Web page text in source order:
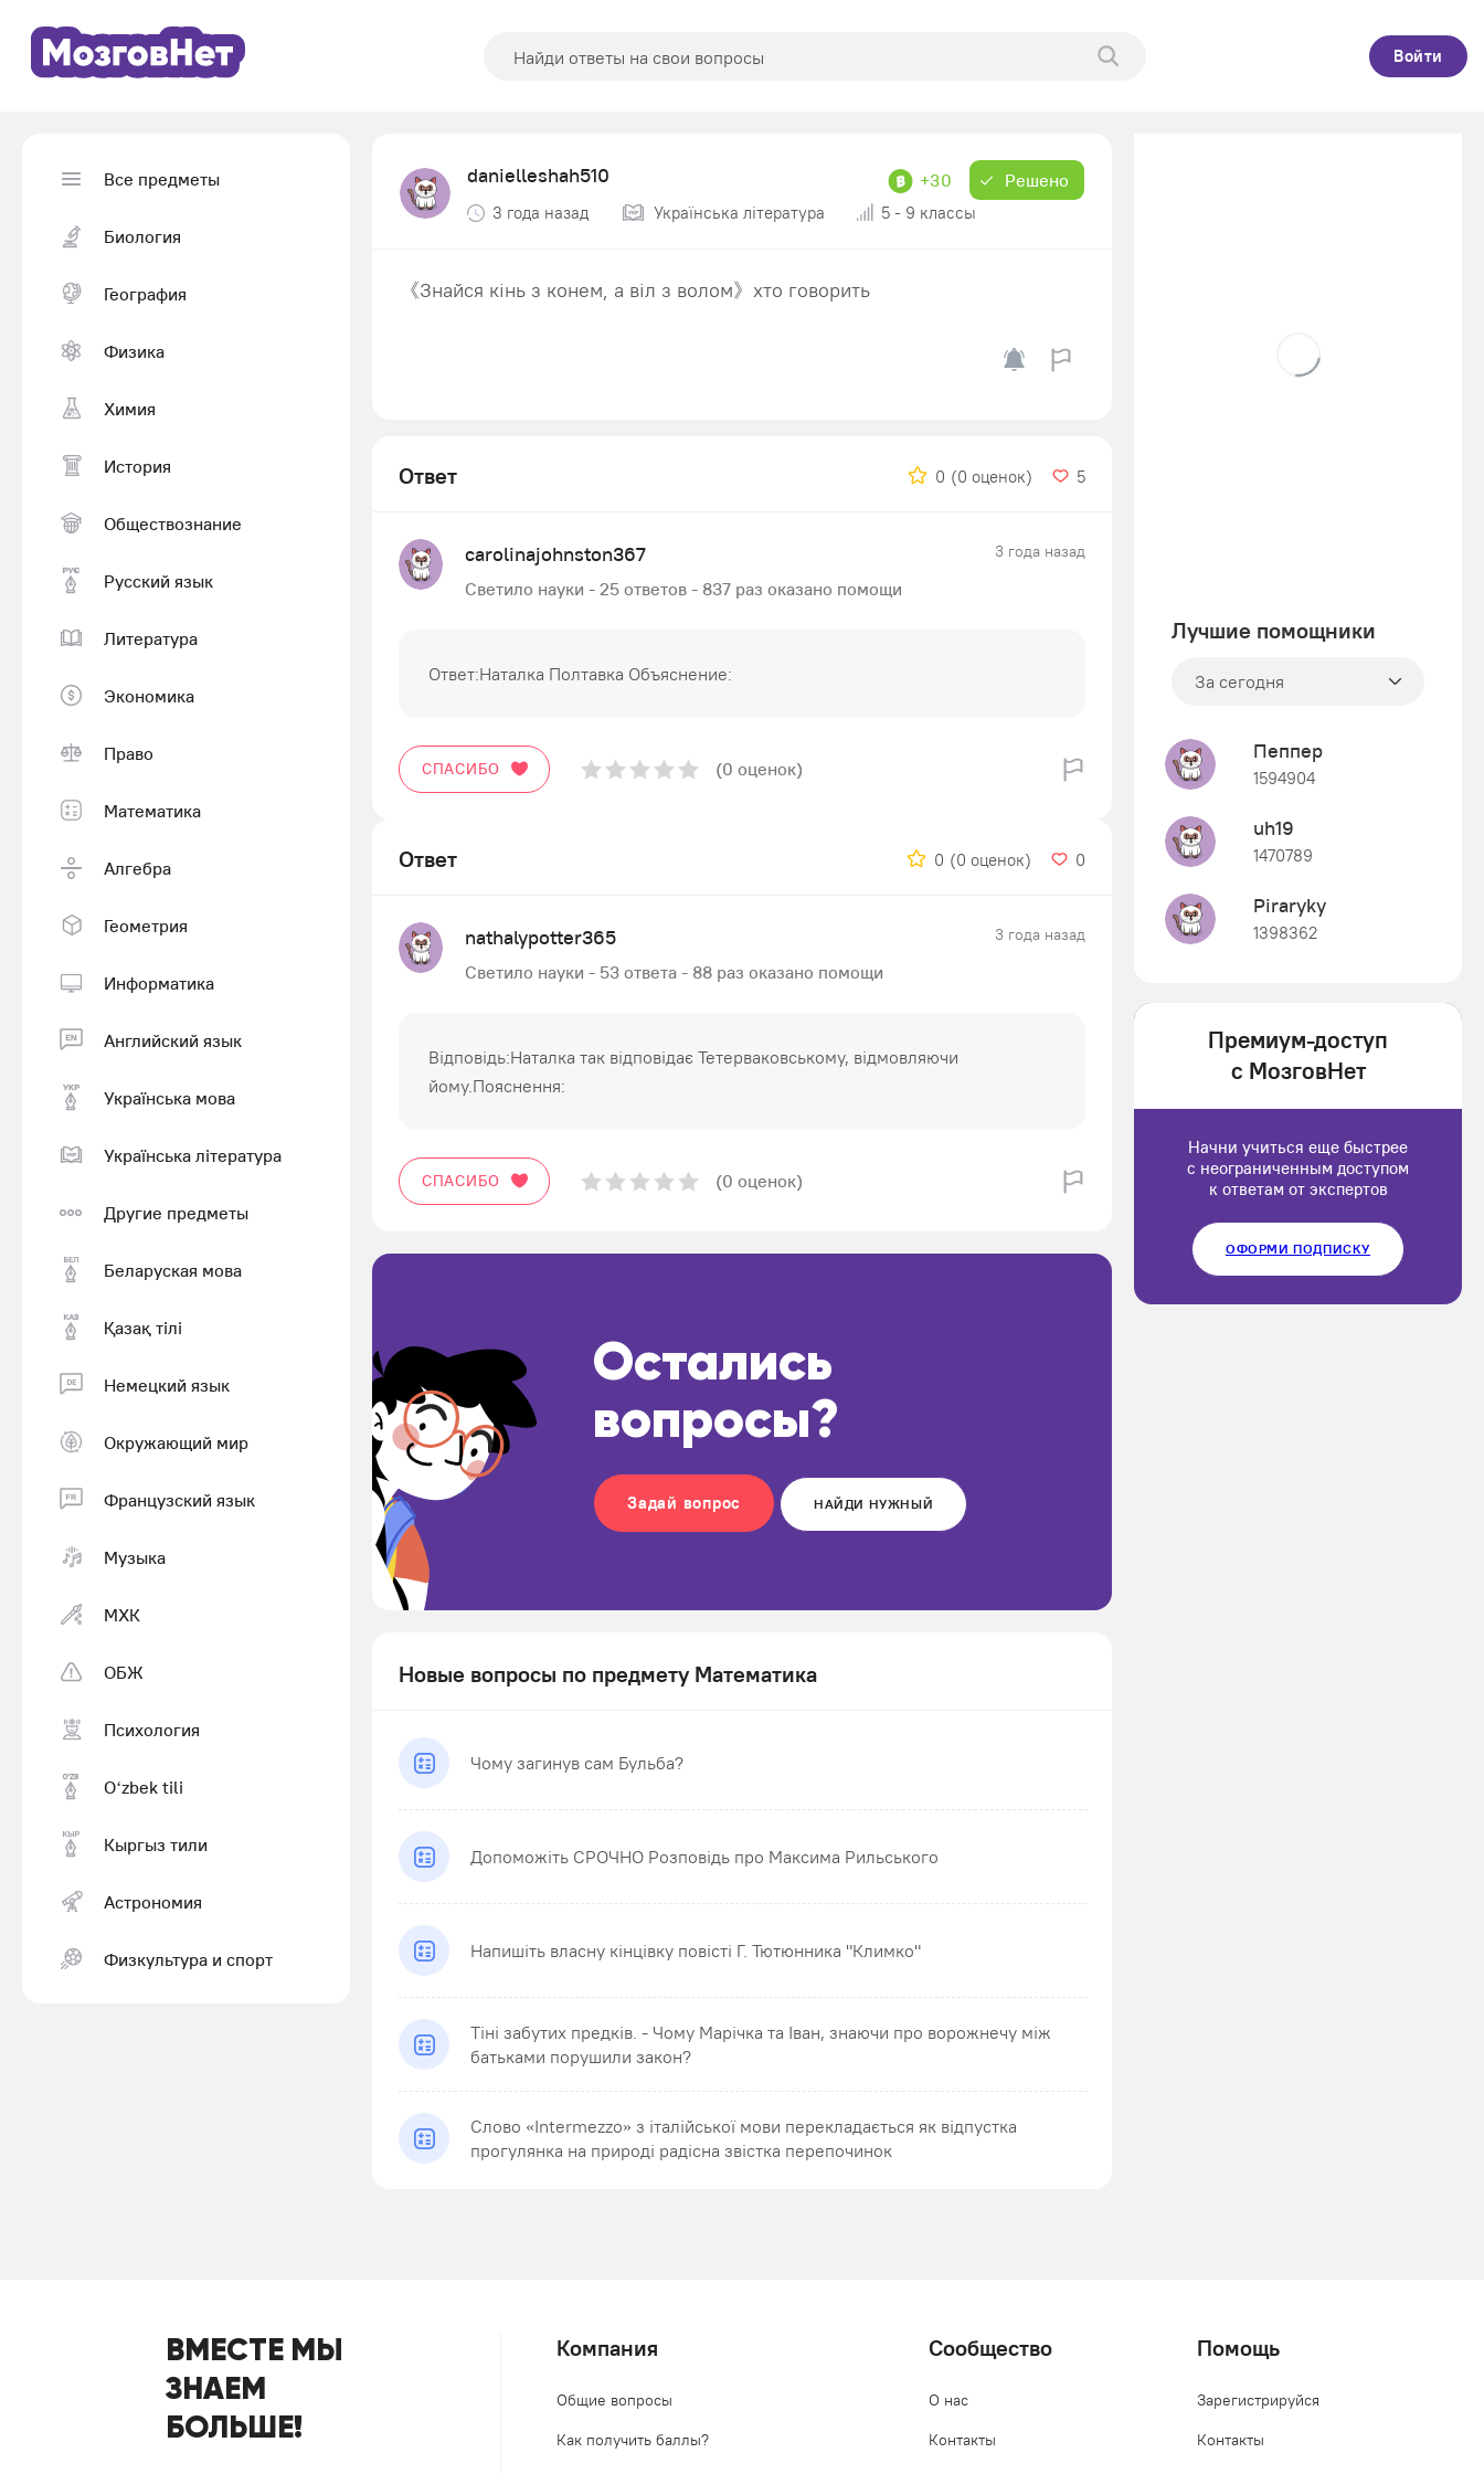
Войти
Все предметы
Биология
География
Физика
Химия
История
Обществознание
Русский язык
Литература
Экономика
Право
Математика
Алгебра
Геометрия
Информатика
Английский язык
Українська мова
Українська література
Другие предметы
Беларуская мова
Қазақ тiлi
Немецкий язык
Окружающий мир
Французский язык
Музыка
МХК
ОБЖ
Психология
Оʻzbek tili
Кыргыз тили
Астрономия
Физкультура и спорт
danielleshah510 +30 Решено
3 года назад Українська література 5 - 9 классы
《Знайся кінь з конем, а віл з волом》хто говорить
Ответ 0 (0 оценок) 5
carolinajohnston367 3 года назад
Светило науки - 25 ответов - 837 раз оказано помощи
Ответ:Наталкa Полтавкa Объяснение:
СПАСИБО (0 оценок)
Ответ 0 (0 оценок) 0
nathalypotter365 3 года назад
Светило науки - 53 ответа - 88 раз оказано помощи
Відповідь:Наталка так відповідає Тетерваковському, відмовляючи
йому.Пояснення:
СПАСИБО (0 оценок)
Остались
вопросы?
Задай вопрос НАЙДИ НУЖНЫЙ
Новые вопросы по предмету Математика
Чому загинув сам Бульба?
Допоможіть СРОЧНО Розповідь про Максима Рильського
Напишіть власну кінцівку повісті Г. Тютюнника "Климко"
Тіні забутих предків. - Чому Марічка та Іван, знаючи про ворожнечу між
батьками порушили закон?
Слово «Intermezzo» з італійської мови перекладається як відпустка
прогулянка на природі радісна звістка перепочинок
Лучшие помощники
За сегодня
Пеппер
1594904
uh19
1470789
Piraryky
1398362
Luluput
Премиум-доступ
с МозговНет
Начни учиться еще быстрее
с неограниченным доступом
к ответам от экспертов
ОФОРМИ ПОДПИСКУ
ВМЕСТЕ МЫ
ЗНАЕМ
БОЛЬШЕ!
Компания
Общие вопросы
Как получить баллы?
Сообщество
О нас
Контакты
Помощь
Зарегистрируйся
Контакты